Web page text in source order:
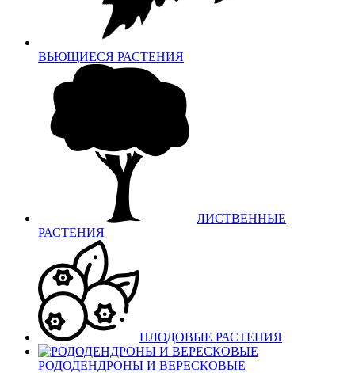
ВЬЮЩИЕСЯ РАСТЕНИЯ
ЛИСТВЕННЫЕ
РАСТЕНИЯ
ПЛОДОВЫЕ РАСТЕНИЯ
РОДОДЕНДРОНЫ И ВЕРЕСКОВЫЕ